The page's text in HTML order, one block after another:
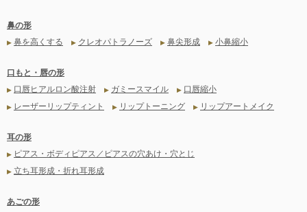
鼻の形
▶ 鼻を高くする ▶ クレオパトラノーズ ▶ 鼻尖形成 ▶ 小鼻縮小
口もと・唇の形
▶ 口唇ヒアルロン酸注射 ▶ ガミースマイル ▶ 口唇縮小
▶ レーザーリップティント ▶ リップトーニング ▶ リップアートメイク
耳の形
▶ ピアス・ボディピアス／ピアスの穴あけ・穴とじ
▶ 立ち耳形成・折れ耳形成
あごの形